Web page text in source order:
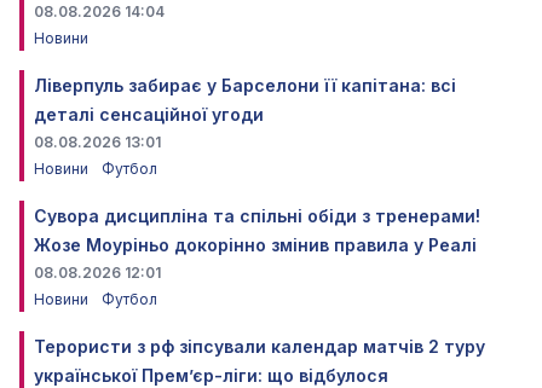
08.08.2026 14:04
Новини
Ліверпуль забирає у Барселони її капітана: всі
деталі сенсаційної угоди
08.08.2026 13:01
Новини
Футбол
Сувора дисципліна та спільні обіди з тренерами!
Жозе Моуріньо докорінно змінив правила у Реалі
08.08.2026 12:01
Новини
Футбол
Терористи з рф зіпсували календар матчів 2 туру
української Прем’єр-ліги: що відбулося